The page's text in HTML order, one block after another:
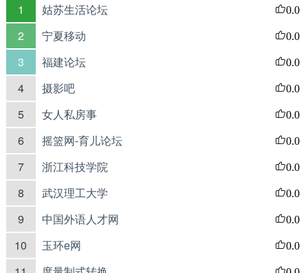
1 姑苏生活论坛 0.0
2 宁夏移动 0.0
3 福建论坛 0.0
4 摄影吧 0.0
5 女人私房事 0.0
6 摇篮网-育儿论坛 0.0
7 浙江科技学院 0.0
8 武汉理工大学 0.0
9 中国外语人才网 0.0
10 玉环e网 0.0